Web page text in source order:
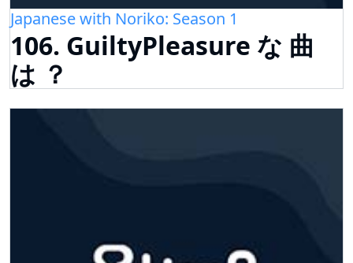
Japanese with Noriko: Season 1
106. GuiltyPleasure な 曲
は ？